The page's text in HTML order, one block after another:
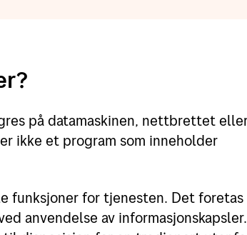
på datamaskinen, nettbrettet
ikke et program som inneholder
funksjoner for tjenesten. Det foretas
anvendelse av informasjonskapsler.